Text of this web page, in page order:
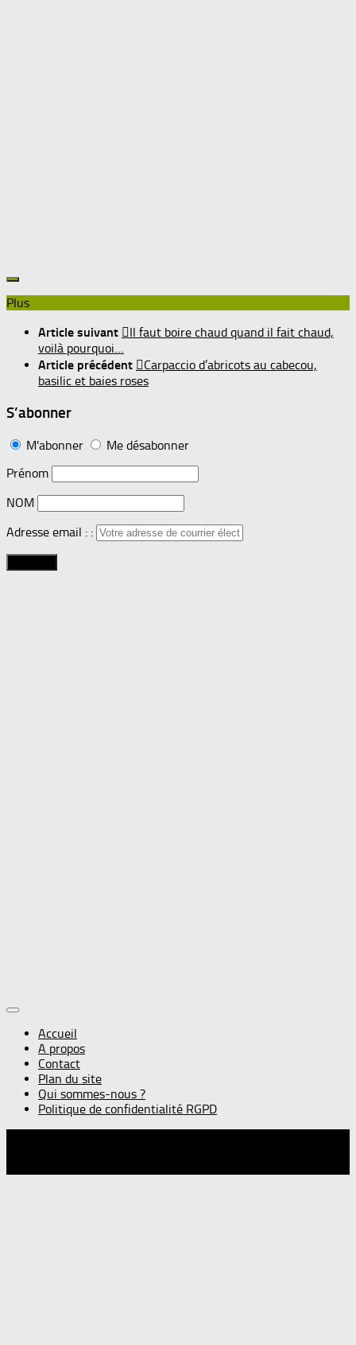
Plus
Article suivant
Il faut boire chaud quand il fait chaud,
voilà pourquoi…
Article précédent
Carpaccio d’abricots au cabecou,
basilic et baies roses
S’abonner
M'abonner
Me désabonner
Prénom
NOM
Adresse email : :
Accueil
A propos
Contact
Plan du site
Qui sommes-nous ?
Politique de confidentialité RGPD